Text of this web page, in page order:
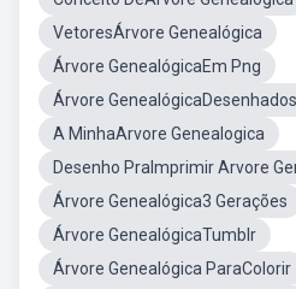
VetoresÁrvore Genealógica
Árvore GenealógicaEm Png
Árvore GenealógicaDesenhados
A MinhaArvore Genealogica
Desenho PraImprimir Arvore
Árvore Genealógica3 Gerações
Árvore GenealógicaTumblr
Árvore Genealógica ParaColorir